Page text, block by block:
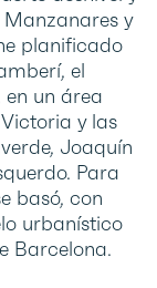
y
planificado
el
un área
y las
Joaquín
Para
basó, con
urbanístico
Barcelona.